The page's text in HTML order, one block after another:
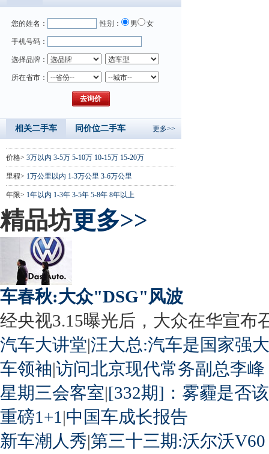
您的姓名： 性别： 男 女
手机号码：
选择品牌：
所在省市：
相关二手车 同价位二手车 更多>>
价格> 3万以内 3-5万 5-10万 10-15万 15-20万
里程> 1万公里以内 1-3万公里 3-6万公里
年限> 1年以内 1-3年 3-5年 5-8年 8年以上
精品坊更多>>
车春秋:大众"DSG"风波
经央视3.15曝光后，大众在华宣布
汽车大讲堂|汪大总:汽车是国家强
车领袖|访问北京现代常务副总李峰
星期三会客室|[332期]：雾霾是否
重磅1+1 |中国车成长报告
新车潮人秀|第三十三期:沃尔沃